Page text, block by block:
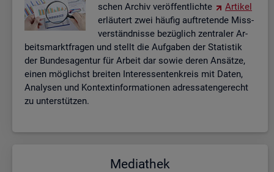
schen Ar­chiv ver­öf­fent­lich­te
Ar­ti­kel
er­läu­tert zwei häu­fig auf­tre­ten­de Miss­
ver­ständ­nis­se be­züg­lich zen­tra­ler Ar­
beits­markt­fra­gen und stellt die Auf­ga­ben der Sta­tis­tik
der Bun­des­agen­tur für Ar­beit dar sowie deren An­sät­ze,
einen mög­lichst brei­ten In­ter­es­sen­ten­kreis mit Daten,
Ana­ly­sen und Kon­text­in­for­ma­tio­nen adres­sa­ten­ge­recht
zu un­ter­stüt­zen.
Me­dia­thek